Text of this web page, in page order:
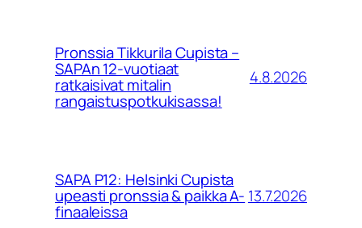
Pronssia Tikkurila Cupista –
SAPAn 12-vuotiaat
ratkaisivat mitalin
rangaistuspotkukisassa!
4.8.2026
SAPA P12: Helsinki Cupista
upeasti pronssia & paikka A-
finaaleissa
13.7.2026